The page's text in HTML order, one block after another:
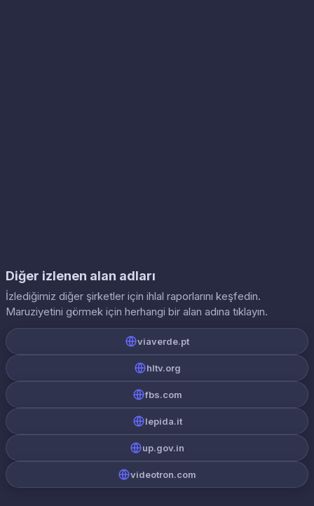
Diğer izlenen alan adları
İzlediğimiz diğer şirketler için ihlal raporlarını keşfedin.
Maruziyetini görmek için herhangi bir alan adına tıklayın.
viaverde.pt
hltv.org
fbs.com
lepida.it
up.gov.in
videotron.com